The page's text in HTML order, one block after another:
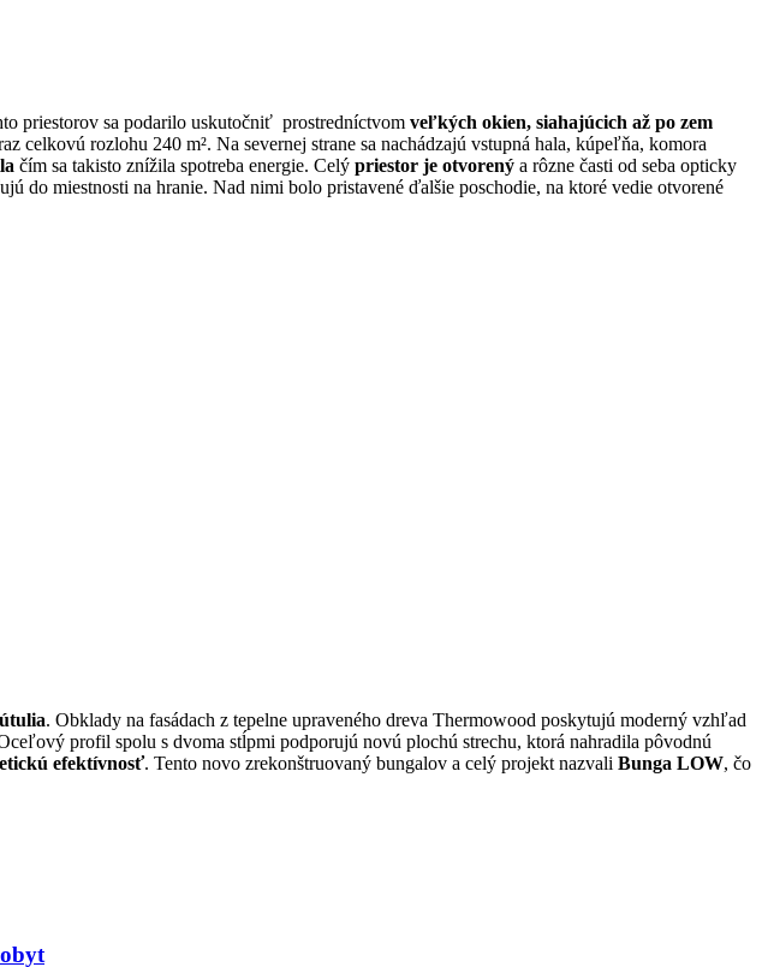
priestorov sa podarilo uskutočniť prostredníctvom veľkých okien, siahajúcich až po zem
rozlohu 240 m². Na severnej strane sa nachádzajú vstupná hala, kúpeľňa, komora
čím sa takisto znížila spotreba energie. Celý priestor je otvorený a rôzne časti od seba opticky
do miestnosti na hranie. Nad nimi bolo pristavené ďalšie poschodie, na ktoré vedie otvorené
. Obklady na fasádach z tepelne upraveného dreva Thermowood poskytujú moderný vzhľad
profil spolu s dvoma stĺpmi podporujú novú plochú strechu, ktorá nahradila pôvodnú
efektívnosť. Tento novo zrekonštruovaný bungalov a celý projekt nazvali Bunga LOW, čo